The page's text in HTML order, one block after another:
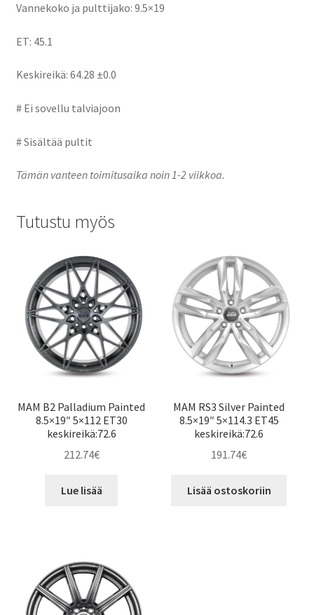
Vannekoko ja pulttijako: 9.5×19
ET: 45.1
Keskireikä: 64.28 ±0.0
# Ei sovellu talviajoon
# Sisältää pultit
Tämän vanteen toimitusaika noin 1-2 viikkoa.
Tutustu myös
MAM B2 Palladium Painted
8.5×19″ 5×112 ET30
keskireikä:72.6
212.74€
Lue lisää
MAM RS3 Silver Painted
8.5×19″ 5×114.3 ET45
keskireikä:72.6
191.74€
Lisää ostoskoriin